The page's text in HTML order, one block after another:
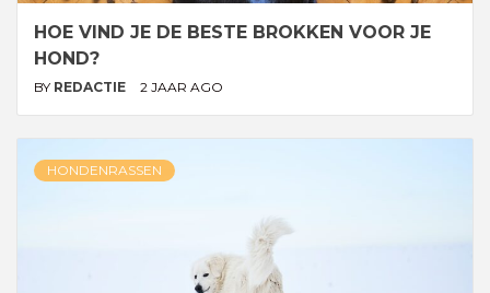
HOE VIND JE DE BESTE BROKKEN VOOR JE
HOND?
BY REDACTIE 2 JAAR AGO
HONDENRASSEN